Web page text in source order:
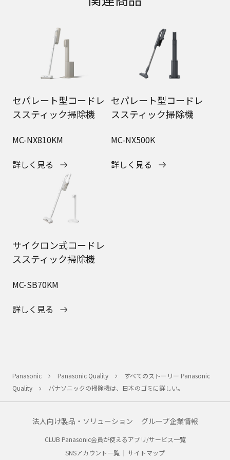
セパレート型コードレ
ススティック掃除機
MC-NX810KM
詳しく見る
セパレート型コードレ
ススティック掃除機
MC-NX500K
詳しく見る
サイクロン式コードレ
ススティック掃除機
MC-SB70KM
詳しく見る
Panasonic Panasonic Quality
すべてのストーリー Panasonic
Quality
パナソニックの掃除機は、日本のゴミに詳しい。
法人向け製品・ソリューション グループ企業情報
CLUB Panasonic会員が使えるアプリ/サービス一覧
SNSアカウント一覧
サイトマップ